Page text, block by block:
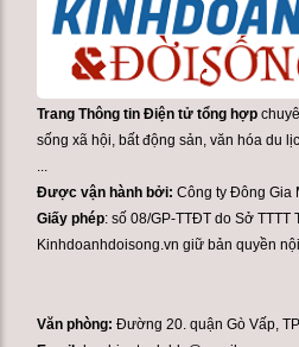
Trang Thông tin Điện tử tổng hợp
sống xã hội, bất động sản, văn hóa du
...
Được vận hành bởi:Công ty Đông Gia
Giấy phép: số 08/GP-TTĐT do Sở TTTT
Kinhdoanhdoisong.vn giữ bản quyền
Văn phòng:Đường 20. quận Gò Vấp,